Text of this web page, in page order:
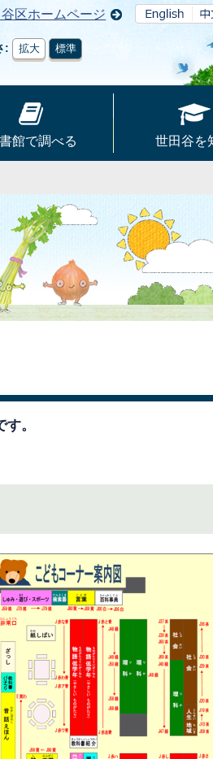
区ホームページ
拡大 標準
館で調べる 世田谷を
。